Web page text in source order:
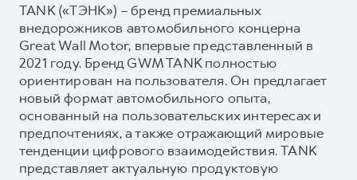
TANK («ТЭНК») – бренд премиальных
внедорожников автомобильного концерна
Great Wall Motor, впервые представленный в
2021 году. Бренд GWM TANK полностью
ориентирован на пользователя. Он предлагает
новый формат автомобильного опыта,
основанный на пользовательских интересах и
предпочтениях, а также отражающий мировые
тенденции цифрового взаимодействия. TANK
представляет актуальную продуктовую